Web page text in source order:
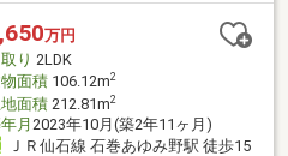
ご相談ください。【周辺施
徒歩7分）・
万円
り 2LDK
面積106.12m2
面積212.81m2
月 2023年10月(築2年11ヶ月)
ＪＲ仙石線 石巻あゆみ野駅 徒歩15